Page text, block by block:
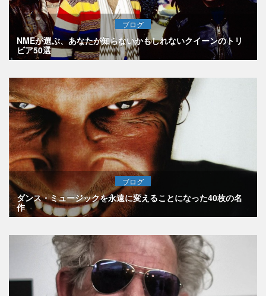
ブログ
NMEが選ぶ、あなたが知らないかもしれないクイーンのトリ
ビア50選
ブログ
ダンス・ミュージックを永遠に変えることになった40枚の名
作